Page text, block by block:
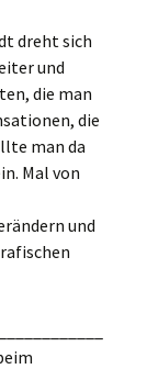
dreht sich
und
die man
die
man da
Mal von
und